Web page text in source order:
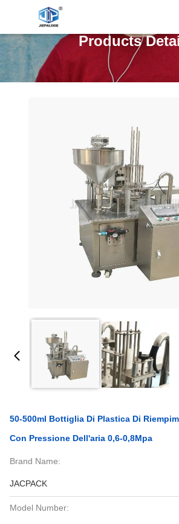
Products
50-500ml Bottiglia Di Plastica Di
Con Pressione Dell'aria 0,6-0,8Mpa
Brand Name:
JACPACK
Model Number: